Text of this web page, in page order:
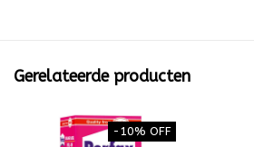
Gerelateerde producten
-10% OFF